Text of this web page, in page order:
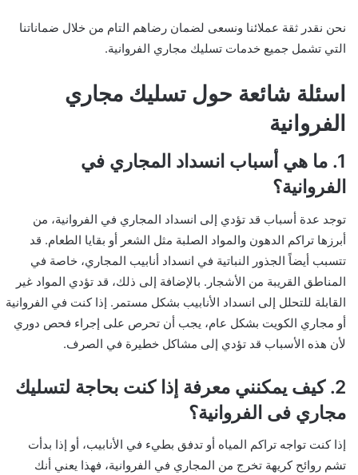
نحن نقدر ثقة عملائنا ونسعى لضمان رضاهم التام من خلال ضماناتنا
التي تشمل جميع خدمات تسليك مجاري الفروانية.
اسئلة شائعة حول تسليك مجاري
الفروانية
1. ما هي أسباب انسداد المجاري في
الفروانية؟
توجد عدة أسباب قد تؤدي إلى انسداد المجاري في الفروانية، من
أبرزها تراكم الدهون والمواد الصلبة مثل الشعر أو بقايا الطعام. قد
تتسبب أيضاً الجذور النباتية في انسداد أنابيب المجاري، خاصة في
المناطق القريبة من الأشجار. بالإضافة إلى ذلك، قد تؤدي المواد غير
القابلة للتحلل إلى انسداد الأنابيب بشكل مستمر. إذا كنت في الفروانية
أو مجاري الكويت بشكل عام، يجب أن تحرص على إجراء فحص دوري
لأن هذه الأسباب قد تؤدي إلى مشاكل خطيرة في الصرف.
2. كيف يمكنني معرفة إذا كنت بحاجة لتسليك
مجاري فی الفروانية؟
إذا كنت تواجه تراكم المياه أو تدفق بطيء في الأنابيب، أو إذا بدأت
تشم روائح كريهة تخرج من المجاري في الفروانية، فهذا يعني أنك